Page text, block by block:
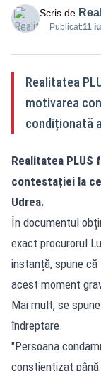
Scris de
Publicat:11
Realitatea
motivarea
condiționată
Realitatea PLUS
contestației la
Udrea.
În documentul
exact procurorul
instanță, spune că
acest moment
Mai mult, se
îndreptare.
"Persoana
conştientizat